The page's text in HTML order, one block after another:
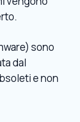
sono
dal
e non